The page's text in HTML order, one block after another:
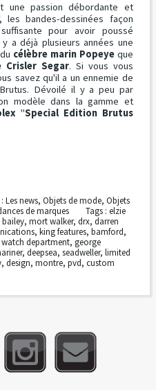
une passion débordante et
les bandes-dessinées façon
pour avoir poussé
a déjà plusieurs années une
célèbre marin Popeyeque
Crisler Segar. Si vous vous
savez qu'il a un ennemie de
Dévoilé il y a peu par
modèle dans la gamme et
"Special Edition Brutus
Les news, Objets de mode, Objets
de marques Tags :elzie
bailey, mort walker, drx, darren
, king features, bamford,
department, george
, deepsea, seadweller, limited
, design, montre, pvd, custom